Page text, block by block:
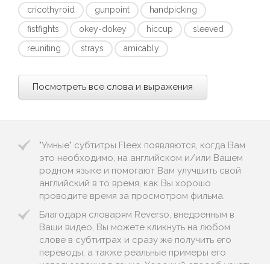
cricothyroid gunpoint
handpicking
fistfights
okey-dokey hiccup
sleeved
reuniting
strays amicably
Посмотреть все слова и выражения
"Умные" субтитры Fleex появляются, когда Вам
это необходимо, на английском и/или Вашем
родном языке и помогают Вам улучшить свой
английский в то время, как Вы хорошо
проводите время за просмотром фильма.
Благодаря словарям Reverso, внедренным в
Ваши видео, Вы можете кликнуть на любом
слове в субтитрах и сразу же получить его
переводы, а также реальные примеры его